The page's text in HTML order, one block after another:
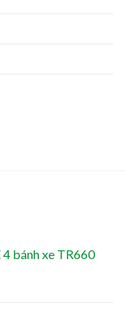
bánh xe TR660